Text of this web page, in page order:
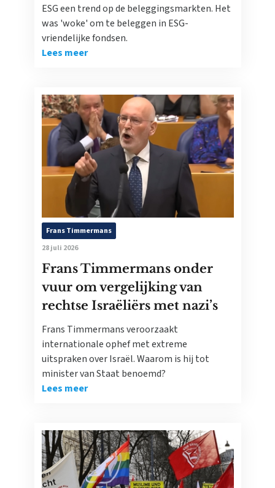
ESG een trend op de beleggingsmarkten. Het
was 'woke' om te beleggen in ESG-
vriendelijke fondsen.
Lees meer
Frans Timmermans
28 juli 2026
Frans Timmermans onder
vuur om vergelijking van
rechtse Israëliërs met nazi’s
Frans Timmermans veroorzaakt
internationale ophef met extreme
uitspraken over Israël. Waarom is hij tot
minister van Staat benoemd?
Lees meer